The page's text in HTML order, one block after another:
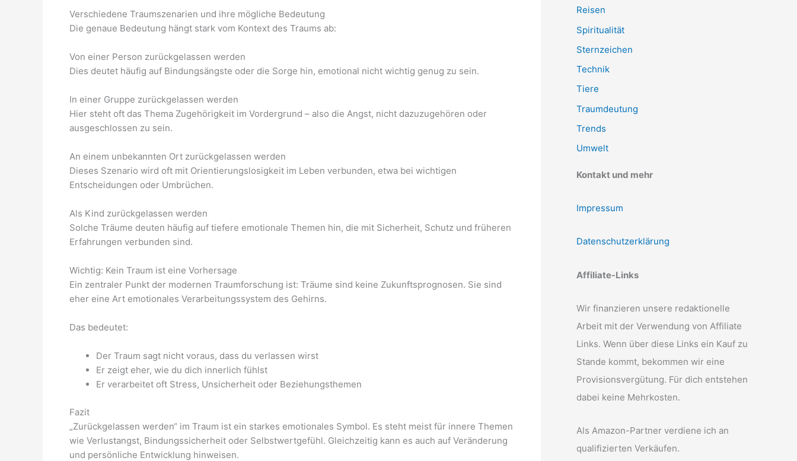
Verschiedene Traumszenarien und ihre mögliche Bedeutung
Die genaue Bedeutung hängt stark vom Kontext des Traums ab:
Von einer Person zurückgelassen werden
Dies deutet häufig auf Bindungsängste oder die Sorge hin, emotional nicht wichtig genug zu sein.
In einer Gruppe zurückgelassen werden
Hier steht oft das Thema Zugehörigkeit im Vordergrund – also die Angst, nicht dazuzugehören oder
ausgeschlossen zu sein.
An einem unbekannten Ort zurückgelassen werden
Dieses Szenario wird oft mit Orientierungslosigkeit im Leben verbunden, etwa bei wichtigen
Entscheidungen oder Umbrüchen.
Als Kind zurückgelassen werden
Solche Träume deuten häufig auf tiefere emotionale Themen hin, die mit Sicherheit, Schutz und früheren
Erfahrungen verbunden sind.
Wichtig: Kein Traum ist eine Vorhersage
Ein zentraler Punkt der modernen Traumforschung ist: Träume sind keine Zukunftsprognosen. Sie sind
eher eine Art emotionales Verarbeitungssystem des Gehirns.
Das bedeutet:
Der Traum sagt nicht voraus, dass du verlassen wirst
Er zeigt eher, wie du dich innerlich fühlst
Er verarbeitet oft Stress, Unsicherheit oder Beziehungsthemen
Fazit
„Zurückgelassen werden“ im Traum ist ein starkes emotionales Symbol. Es steht meist für innere Themen
wie Verlustangst, Bindungssicherheit oder Selbstwertgefühl. Gleichzeitig kann es auch auf Veränderung
und persönliche Entwicklung hinweisen.
Reisen
Spiritualität
Sternzeichen
Technik
Tiere
Traumdeutung
Trends
Umwelt
Kontakt und mehr
Impressum
Datenschutzerklärung
Affiliate-Links
Wir finanzieren unsere redaktionelle
Arbeit mit der Verwendung von Affiliate
Links. Wenn über diese Links ein Kauf zu
Stande kommt, bekommen wir eine
Provisionsvergütung. Für dich entstehen
dabei keine Mehrkosten.
Als Amazon-Partner verdiene ich an
qualifizierten Verkäufen.